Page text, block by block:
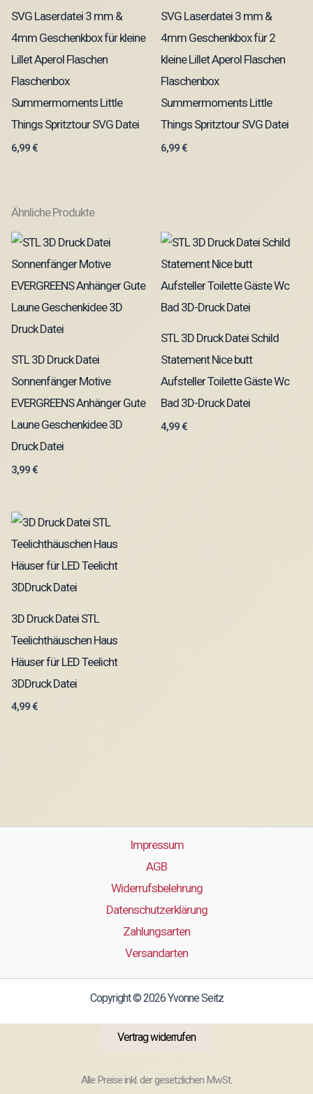
SVG Laserdatei 3 mm &
4mm Geschenkbox für kleine
Lillet Aperol Flaschen
Flaschenbox
Summermoments Little
Things Spritztour SVG Datei
6,99€
SVG Laserdatei 3 mm &
4mm Geschenkbox für 2
kleine Lillet Aperol Flaschen
Flaschenbox
Summermoments Little
Things Spritztour SVG Datei
6,99€
Ähnliche Produkte
STL 3D Druck Datei
Sonnenfänger Motive
EVERGREENS Anhänger Gute
Laune Geschenkidee 3D
Druck Datei
3,99€
STL 3D Druck Datei Schild
Statement Nice butt
Aufsteller Toilette Gäste Wc
Bad 3D-Druck Datei
4,99€
3D Druck Datei STL
Teelichthäuschen Haus
Häuser für LED Teelicht
3DDruck Datei
4,99€
Impressum
AGB
Widerrufsbelehrung
Datenschutzerklärung
Zahlungsarten
Versandarten
Copyright © 2026 Yvonne Seitz
Vertrag widerrufen
Alle Preise inkl. der gesetzlichen MwSt.